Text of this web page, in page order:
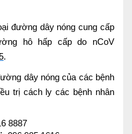
đường dây nóng cung cấp
hô hấp cấp do nCoV
.
dây nóng của các bệnh
trị cách ly các bệnh nhân
8887